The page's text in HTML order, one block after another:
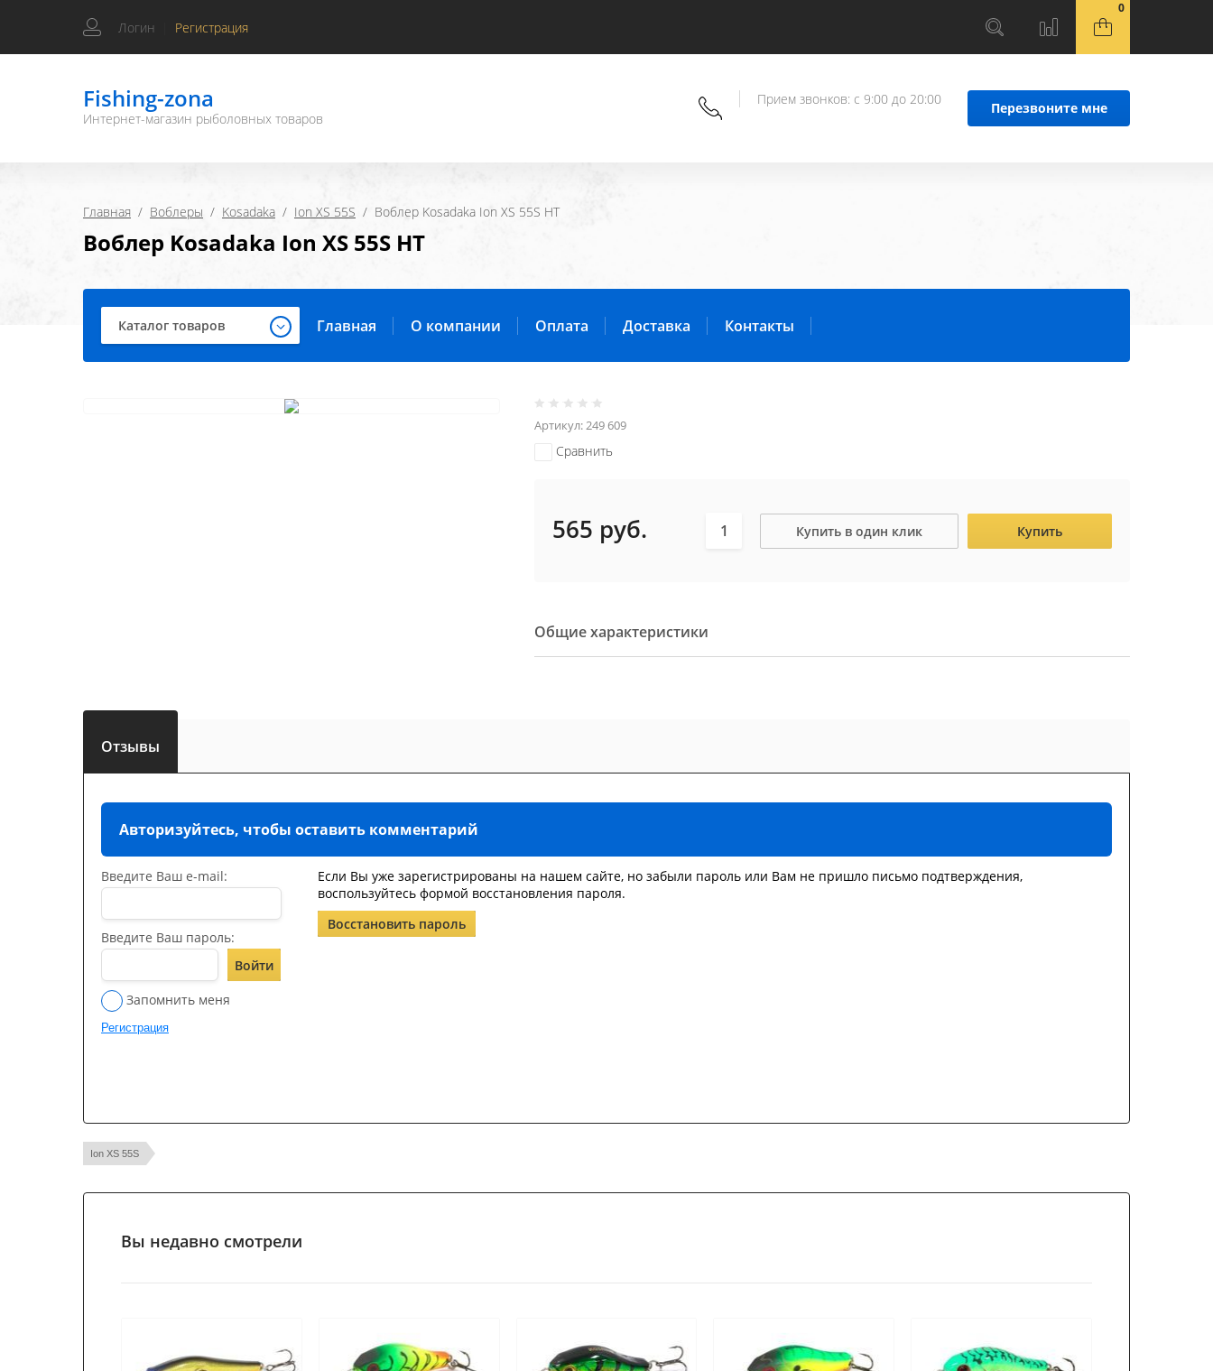
Логин Регистрация
0
Fishing-zona
Интернет-магазин рыболовных товаров
Прием звонков: с 9:00 до 20:00
Перезвоните мне
Главная
  /
Воблеры
  /
Kosadaka
  /
Ion XS 55S
  /  Воблер Kosadaka Ion XS 55S HT
Воблер Kosadaka Ion XS 55S HT
Каталог товаров Главная О компании Оплата Доставка Контакты
Артикул:249 609
Сравнить
565 руб. Купить в один клик Купить
Общие характеристики
Отзывы
Авторизуйтесь, чтобы оставить комментарий
Введите Ваш e-mail:
Введите Ваш пароль:
Войти
Запомнить меня
Регистрация
Если Вы уже зарегистрированы на нашем сайте, но забыли пароль или Вам не пришло письмо подтверждения,
воспользуйтесь формой восстановления пароля.
Восстановить пароль
Ion XS 55S
Вы недавно смотрели